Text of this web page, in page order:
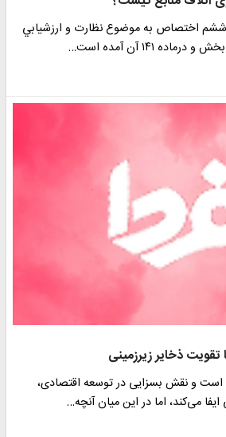
ششم اختصاص به موضوع نظارت و ارزشيابي
١٤١ آن آمده است…
ذخایر زیرزمینی
است و نقش بسزایی در توسعه اقتصادی،
می‌کند، اما در این میان آنچه…